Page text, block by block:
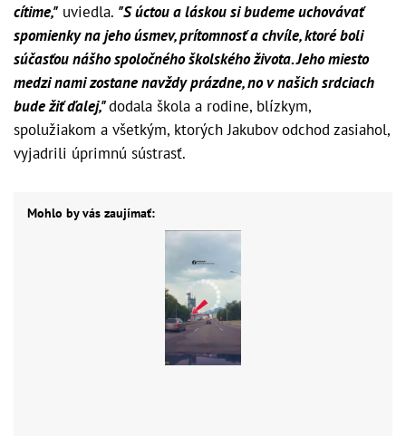
cítime," uviedla. "S úctou a láskou si budeme uchovávať
spomienky na jeho úsmev, prítomnosť a chvíle, ktoré boli
súčasťou nášho spoločného školského života. Jeho miesto
medzi nami zostane navždy prázdne, no v našich srdciach
bude žiť ďalej,"dodala škola a rodine, blízkym,
spolužiakom a všetkým, ktorých Jakubov odchod zasiahol,
vyjadrili úprimnú sústrasť.
Mohlo by vás zaujímať: